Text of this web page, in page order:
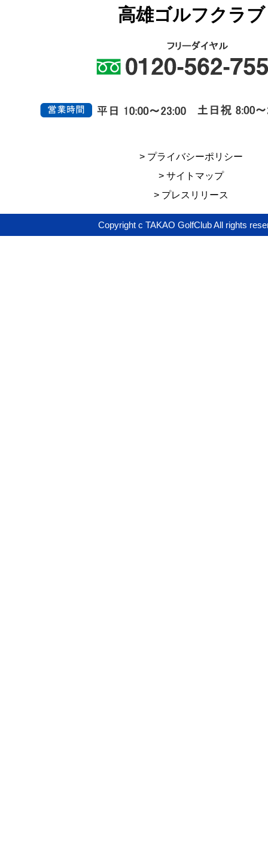
高雄ゴルフクラブ
> プライバシーポリシー
> サイトマップ
> プレスリリース
Copyright c TAKAO GolfClub All rights